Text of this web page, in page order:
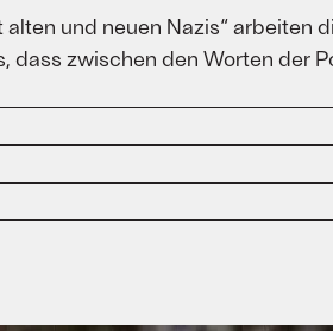
und neuen Nazis“ arbeiten
dass zwischen den Worten der